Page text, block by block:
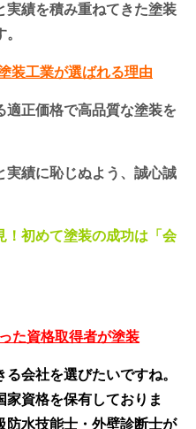
実績を積み重ねてきた塗装
装工業が選ばれる理由
適正価格で高品質な塗装を
実績に恥じぬよう、誠心誠
！初めて塗装の成功は「会
た資格取得者が塗装
会社を選びたいですね。
資格を保有しておりま
防水技能士・外壁診断士が